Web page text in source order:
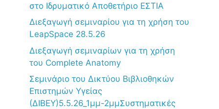
στο Ιδρυματικό Αποθετήριο ΕΣΤΙΑ
Διεξαγωγή σεμιναρίου για τη χρήση του
LeapSpace 28.5.26
Διεξαγωγή σεμιναρίων για τη χρήση
του Complete Anatomy
Σεμινάριο του Δικτύου Βιβλιοθηκών
Επιστημών Υγείας
(ΔΙΒΕΥ)5.5.26_1μμ-2μμΣυστηματικές